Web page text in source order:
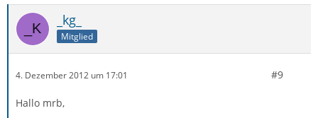
_kg_
Mitglied
4. Dezember 2012 um 17:01 #9
Hallo mrb,